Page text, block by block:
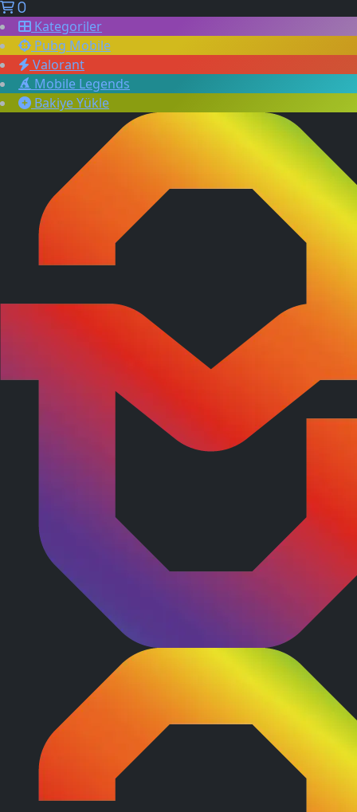
0
Kategoriler
Pubg Mobile
Valorant
Mobile Legends
Bakiye Yükle